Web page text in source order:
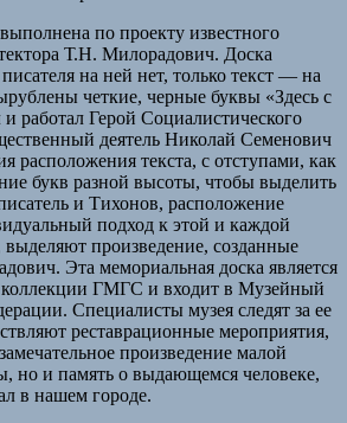
по проекту известного
Т.Н. Милорадович. Доска
на ней нет, только текст — на
четкие, черные буквы «Здесь с
работал Герой Социалистического
деятель Николай Семенович
расположения текста, с отступами, как
букв разной высоты, чтобы выделить
и Тихонов, расположение
подход к этой и каждой
произведение, созданные
Эта мемориальная доска является
ГМГС и входит в Музейный
Специалисты музея следят за ее
реставрационные мероприятия,
произведение малой
но и память о выдающемся человеке,
в нашем городе.